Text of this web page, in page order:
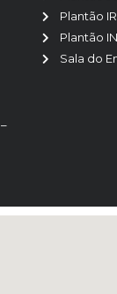
Plantão
Plantão
Sala do